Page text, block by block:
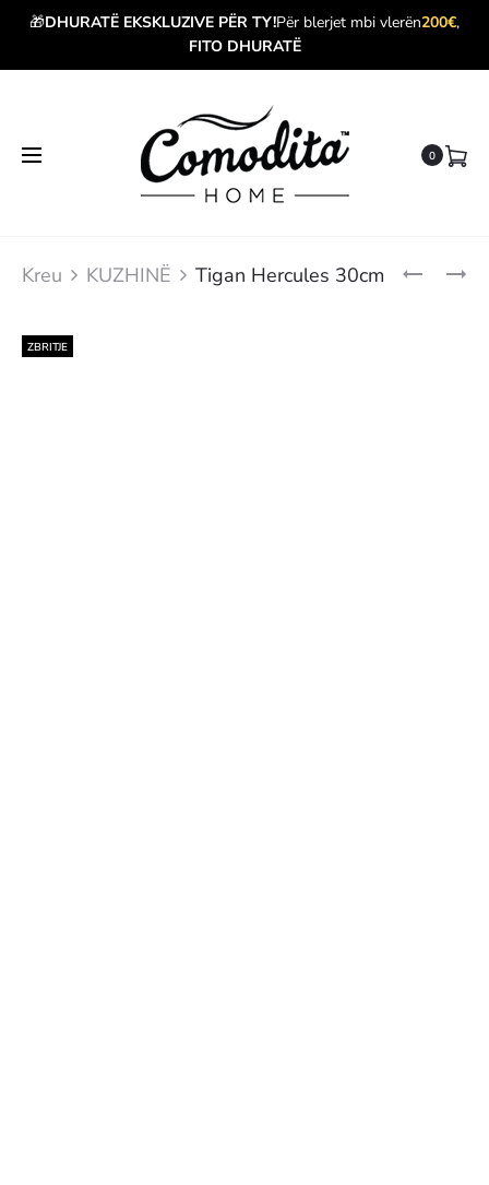
🎁DHURATË EKSKLUZIVE PËR TY!Për blerjet mbi vlerën200€,
FITO DHURATË
0
TIGAN
TIGAN
Kreu KUZHINË Tigan Hercules 30cm
ZBRITJE